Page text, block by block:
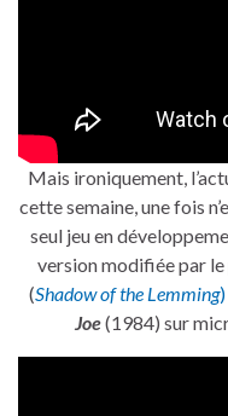
Mais ironiquement,
cette semaine, une fois
seul jeu en
version modifiée par
(Shadow of the Lemming)
Joe(1984) sur